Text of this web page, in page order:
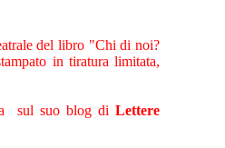
del libro "Chi di noi?
in tiratura limitata,
sul suo blog diLettere